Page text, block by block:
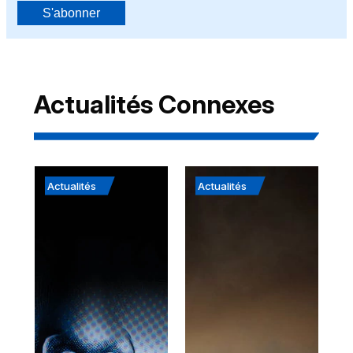
S'abonner
Actualités Connexes
Actualités Actualités